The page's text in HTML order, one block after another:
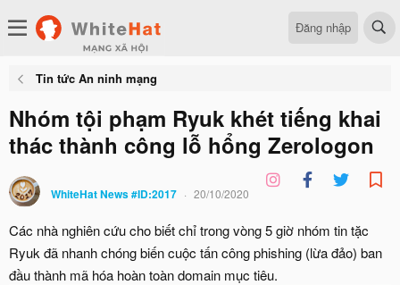
Đăng nhập
Tin tức An ninh mạng
Nhóm tội phạm Ryuk khét tiếng khai
thác thành công lỗ hổng Zerologon
WhiteHat News #ID:2017 20/10/2020
Các nhà nghiên cứu cho biết chỉ trong vòng 5 giờ nhóm tin tặc
Ryuk đã nhanh chóng biến cuộc tấn công phishing (lừa đảo) ban
đầu thành mã hóa hoàn toàn domain mục tiêu.